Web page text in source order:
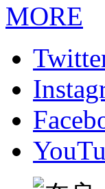
MORE